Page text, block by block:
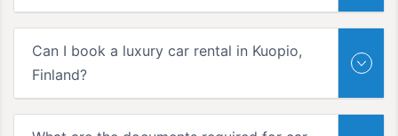
Can I book a luxury car rental in Kuopio,
Finland?